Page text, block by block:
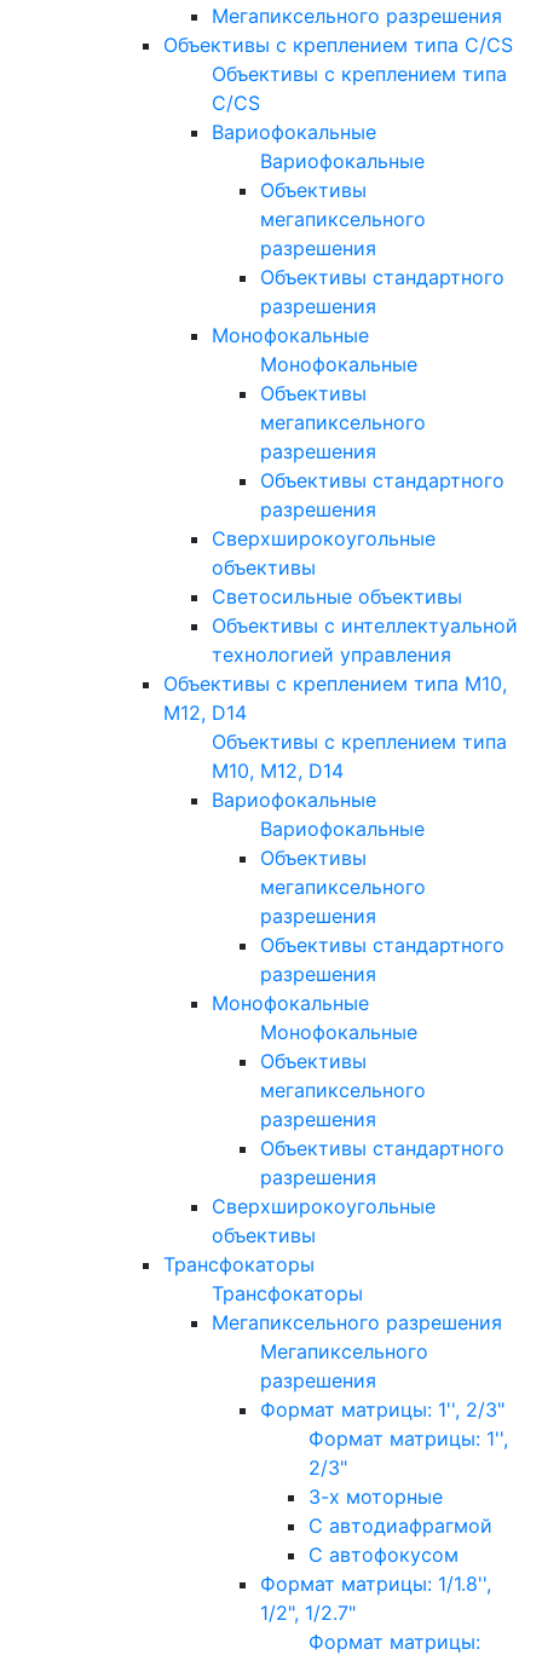
Мегапиксельного разрешения
Объективы с креплением типа C/CS
Объективы с креплением типа
C/CS
Вариофокальные
Вариофокальные
Объективы
мегапиксельного
разрешения
Объективы стандартного
разрешения
Монофокальные
Монофокальные
Объективы
мегапиксельного
разрешения
Объективы стандартного
разрешения
Сверхширокоугольные
объективы
Светосильные объективы
Объективы с интеллектуальной
технологией управления
Объективы с креплением типа M10,
M12, D14
Объективы с креплением типа
M10, M12, D14
Вариофокальные
Вариофокальные
Объективы
мегапиксельного
разрешения
Объективы стандартного
разрешения
Монофокальные
Монофокальные
Объективы
мегапиксельного
разрешения
Объективы стандартного
разрешения
Сверхширокоугольные
объективы
Трансфокаторы
Трансфокаторы
Мегапиксельного разрешения
Мегапиксельного
разрешения
Формат матрицы: 1'', 2/3"
Формат матрицы: 1'',
2/3"
3-х моторные
С автодиафрагмой
С автофокусом
Формат матрицы: 1/1.8'',
1/2", 1/2.7"
Формат матрицы: